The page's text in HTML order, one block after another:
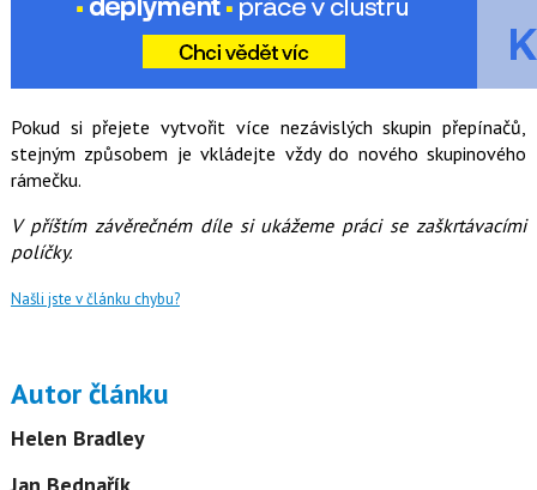
Pokud si přejete vytvořit více nezávislých skupin přepínačů,
stejným způsobem je vkládejte vždy do nového skupinového
rámečku.
V příštím závěrečném díle si ukážeme práci se zaškrtávacími
políčky.
Našli jste v článku chybu?
Autor článku
Helen Bradley
Jan Bednařík